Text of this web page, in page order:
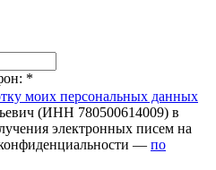
*
моих персональных данных
(ИНН 780500614009) в
электронных писем на
— по